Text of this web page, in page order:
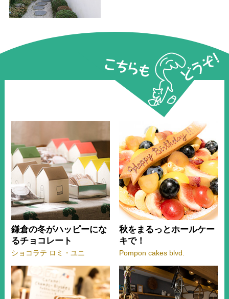
鎌倉の冬がハッピーにな
るチョコレート
ショコラテ ロミ・ユニ
秋をまるっとホールケー
キで！
Pompon cakes blvd.